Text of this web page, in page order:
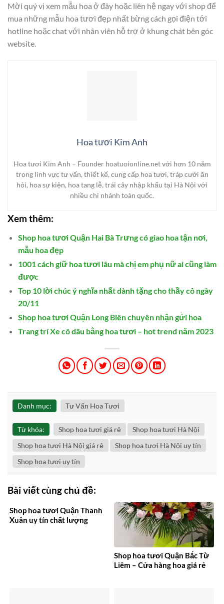
Mời quý vị xem mẫu hoa ở đây hoặc liên hệ ngay với shop để
mua những mẫu hoa tươi đẹp nhất bừng cách gọi điện tới
hotline hoặc chat với nhân viên hỗ trợ ở khung chát bên góc
website.
Hoa tươi Kim Anh
Hoa tươi Kim Anh – Founder hoatuoionline.net với hơn 10 năm
trong linh vực tư vấn, thiết kế, cung cấp hoa tươi, tráp cưới ăn
hỏi, hoa sự kiện, hoa tang lễ, trái cây nhập khẩu tại Hà Nội với
nhiều chi nhánh toàn quốc.
Xem thêm:
Shop hoa tươi Quận Hai Bà Trưng có giao hoa tận nơi,
mẫu hoa đẹp
1001 cách giữ hoa tươi lâu mà chị em phụ nữ ai cũng làm
được
Top 10 lời chúc ý nghĩa nhất dành tặng cho thầy cô ngày
20/11
Shop hoa tươi Quận Long Biên chuyên nhận gửi hoa
Trang trí Xe cô dâu bằng hoa tươi – hot trend năm 2023
Danh mục: Tư Vấn Hoa Tươi
Từ khóa: Shop hoa tươi giá rẻ
Shop hoa tươi Hà Nội
Shop hoa tươi Hà Nội giá rẻ
Shop hoa tươi Hà Nội uy tín
Shop hoa tươi uy tín
Bài viết cùng chủ đề:
Shop hoa tươi Quận Thanh
Xuân uy tín chất lượng
Shop hoa tươi Quận Bắc Từ
Liêm – Cửa hàng hoa giá rẻ